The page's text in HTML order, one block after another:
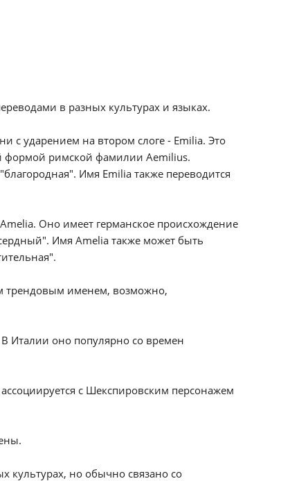
в разных культурах и языках.
с ударением на втором слоге - Emilia. Это
формой римской фамилии Aemilius.
Имя Emilia также переводится
Оно имеет германское происхождение
Имя Amelia также может быть
трендовым именем, возможно,
Италии оно популярно со времен
с Шекспировским персонажем
культурах, но обычно связано со